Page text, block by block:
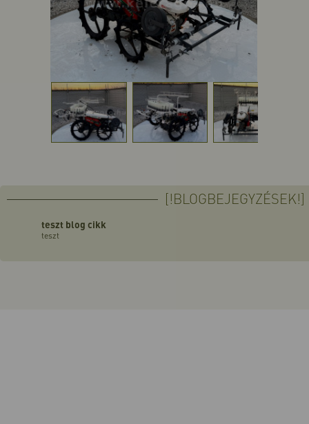
[!BLOGBEJEGYZÉSEK!]
teszt blog cikk
teszt